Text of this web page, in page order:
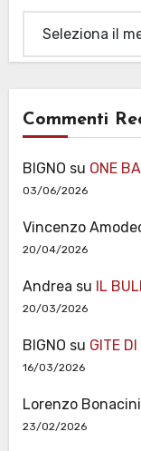
Commenti
BIGNO su ONE
03/06/2026
Vincenzo
20/04/2026
Andrea su IL
20/03/2026
BIGNO su GITE
16/03/2026
Lorenzo Bonacini
23/02/2026